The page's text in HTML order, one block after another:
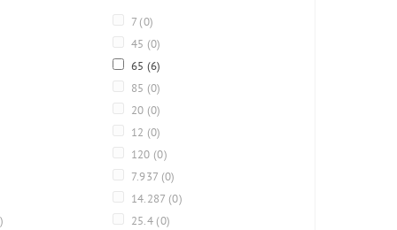
7 (0)
45 (0)
65 (6)
85 (0)
20 (0)
12 (0)
120 (0)
7.937 (0)
14.287 (0)
25.4 (0)